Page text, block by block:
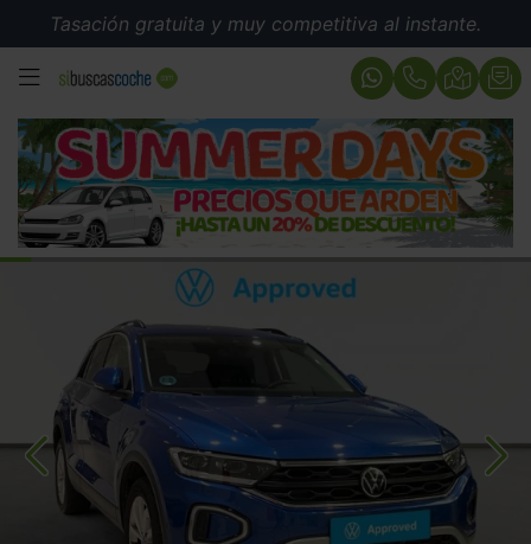
Tasación gratuita y muy competitiva al instante.
MENÚ